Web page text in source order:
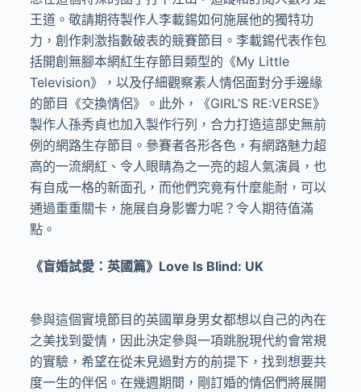
王道。敬請期待製作人李載錫如何施展他的獨特功
力，創作刺激指數破表的競賽節目。李載錫代表作包
括開創無腳本網紅生存節目類型的《My Little
Television》，以及仔細觀察素人情侶面對分手邊緣
的節目《交換情侶》。此外，《GIRL’S RE:VERSE》
製作人孫秀貞也加入製作行列，合力打造這部史無前
例的網路生存節目。參賽者各形各色，有網路魅力超
高的一流網紅、令人眼睛為之一亮的超人氣演員，也
有自成一格的新面孔，而他們究竟有什麼能耐，可以
通過重重關卡，施展自身影響力呢？令人期待值滿
點。
《盲婚試愛：英國篇》Love Is Blind: UK
參與這個實境節目的英國單身男女都想以自己的內在
之美找到愛情，因此決定參與一項跳脫現代約會常規
的實驗，希望在從未見過對方的前提下，找到想要共
度一生的伴侶。在幾週期間，剛訂婚的情侶們將展開